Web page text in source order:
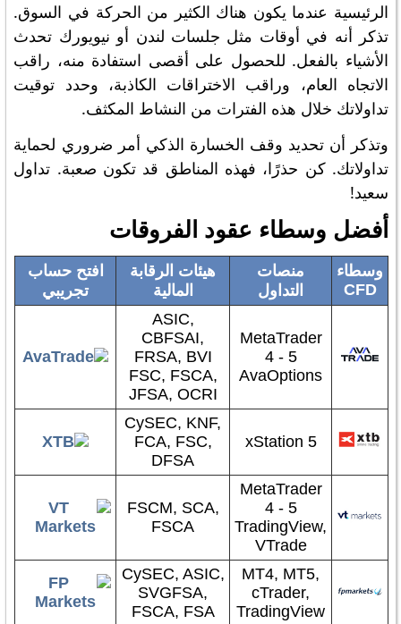
الرئيسية عندما يكون هناك الكثير من الحركة في السوق.
تذكر أنه في أوقات مثل جلسات لندن أو نيويورك تحدث
الأشياء بالفعل. للحصول على أقصى استفادة منه، راقب
الاتجاه العام، وراقب الاختراقات الكاذبة، وحدد توقيت
تداولاتك خلال هذه الفترات من النشاط المكثف.
وتذكر أن تحديد وقف الخسارة الذكي أمر ضروري لحماية
تداولاتك. كن حذرًا، فهذه المناطق قد تكون صعبة. تداول
سعيد!
أفضل وسطاء عقود الفروقات
وسطاء
CFD
منصات
التداول
هيئات الرقابة
المالية
افتح حساب
تجريبي
MetaTrader
4 - 5
AvaOptions
ASIC,
CBFSAI,
FRSA, BVI
FSC, FSCA,
JFSA, OCRI
xStation 5
CySEC, KNF,
FCA, FSC,
DFSA
MetaTrader
4 - 5
TradingView,
VTrade
FSCM, SCA,
FSCA
MT4, MT5,
cTrader,
TradingView
CySEC, ASIC,
SVGFSA,
FSCA, FSA